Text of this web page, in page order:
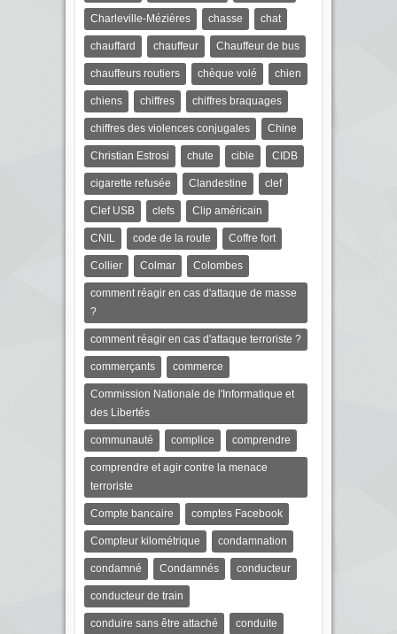
Charleville-Mézières chasse chat
chauffard chauffeur Chauffeur de bus
chauffeurs routiers chèque volé chien
chiens chiffres chiffres braquages
chiffres des violences conjugales Chine
Christian Estrosi chute cible CIDB
cigarette refusée Clandestine clef
Clef USB clefs Clip américain
CNIL code de la route Coffre fort
Collier Colmar Colombes
comment réagir en cas d'attaque de masse
?
comment réagir en cas d'attaque terroriste ?
commerçants commerce
Commission Nationale de l'Informatique et
des Libertés
communauté complice comprendre
comprendre et agir contre la menace
terroriste
Compte bancaire comptes Facebook
Compteur kilométrique condamnation
condamné Condamnés conducteur
conducteur de train
conduire sans être attaché conduite